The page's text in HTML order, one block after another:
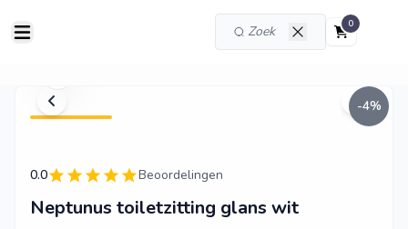
0
-4%
0.0 Beoordelingen
Neptunus toiletzitting glans wit